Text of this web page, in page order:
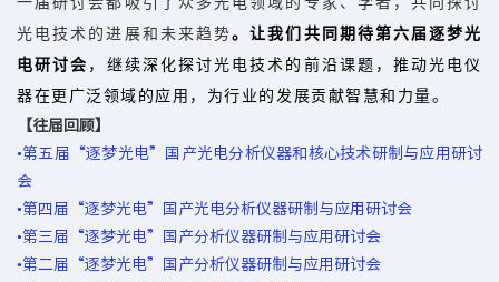
光电技术的进展和未来趋势。让我们共同期待第六届逐梦光
电研讨会 ，继续深化探讨光电技术的前沿课题，推动光电仪
器在更广泛领域的应用，为行业的发展贡献智慧和力量。
【往届回顾】
•第五届“逐梦光电”国产光电分析仪器和核心技术研制与应用研讨
会
•第四届“逐梦光电”国产光电分析仪器研制与应用研讨会
•第三届“逐梦光电”国产分析仪器研制与应用研讨会
•第二届“逐梦光电”国产分析仪器研制与应用研讨会